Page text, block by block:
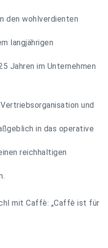
den wohlverdienten
langjährigen
Jahren im Unternehmen
und
in das operative
reichhaltigen
mit Caffè: „Caffè ist für